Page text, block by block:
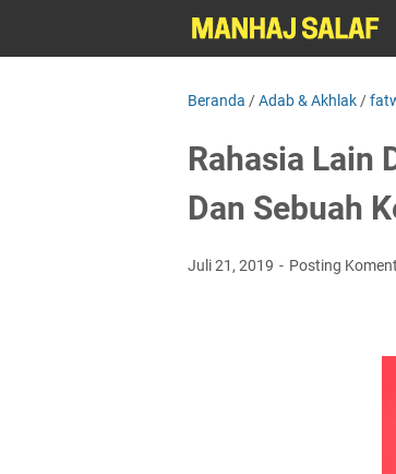
Beranda /Adab & Akhlak /
Rahasia Lain
Dan Sebuah
Juli 21, 2019 Posting